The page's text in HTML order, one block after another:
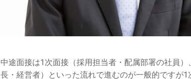
中途面接は1次面接（採用担当者・配属部署の社員
長・経営者）といった流れで進むのが一般的ですが